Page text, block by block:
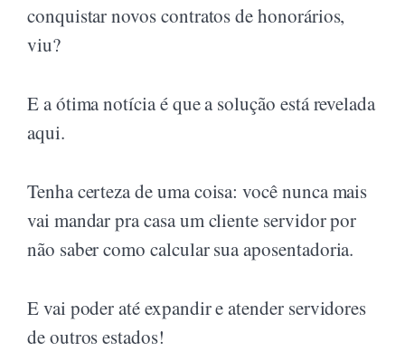
conquistar novos contratos de honorários,
viu?
E a ótima notícia é que a solução está revelada
aqui.
Tenha certeza de uma coisa: você nunca mais
vai mandar pra casa um cliente servidor por
não saber como calcular sua aposentadoria.
E vai poder até expandir e atender servidores
de outros estados!